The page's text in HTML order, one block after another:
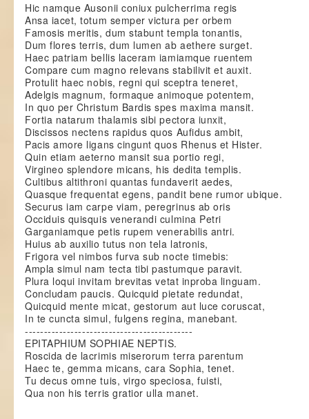
Hic namque Ausonii coniux pulcherrima regis
Ansa iacet, totum semper victura per orbem
Famosis meritis, dum stabunt templa tonantis,
Dum flores terris, dum lumen ab aethere surget.
Haec patriam bellis laceram iamiamque ruentem
Compare cum magno relevans stabilivit et auxit.
Protulit haec nobis, regni qui sceptra teneret,
Adelgis magnum, formaque animoque potentem,
In quo per Christum Bardis spes maxima mansit.
Fortia natarum thalamis sibi pectora iunxit,
Discissos nectens rapidus quos Aufidus ambit,
Pacis amore ligans cingunt quos Rhenus et Hister.
Quin etiam aeterno mansit sua portio regi,
Virgineo splendore micans, his dedita templis.
Cultibus altithroni quantas fundaverit aedes,
Quasque frequentat egens, pandit bene rumor ubique.
Securus iam carpe viam, peregrinus ab oris
Occiduis quisquis venerandi culmina Petri
Garganiamque petis rupem venerabilis antri.
Huius ab auxilio tutus non tela latronis,
Frigora vel nimbos furva sub nocte timebis:
Ampla simul nam tecta tibi pastumque paravit.
Plura loqui invitam brevitas vetat inproba linguam.
Concludam paucis. Quicquid pietate redundat,
Quicquid mente micat, gestorum aut luce coruscat,
In te cuncta simul, fulgens regina, manebant.
--------------------------------------------
EPITAPHIUM SOPHIAE NEPTIS.
Roscida de lacrimis miserorum terra parentum
Haec te, gemma micans, cara Sophia, tenet.
Tu decus omne tuis, virgo speciosa, fuisti,
Qua non his terris gratior ulla manet.